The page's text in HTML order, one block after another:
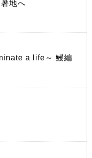
地へ
a life～ 鰻編